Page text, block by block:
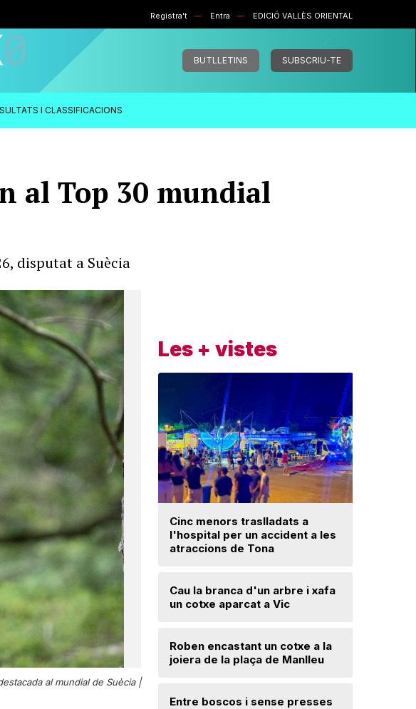
Registra't Entra EDICIÓ VALLÈS ORIENTAL
BUTLLETINS SUBSCRIU-TE
I CLASSIFICACIONS
al Top 30 mundial
disputat a Suècia
al mundial de Suècia |
Les + vistes
Cinc menors traslladats a
l'hospital per un accident a les
atraccions de Tona
Cau la branca d'un arbre i xafa
un cotxe aparcat a Vic
Roben encastant un cotxe a la
joiera de la plaça de Manlleu
Entre boscos i sense presses